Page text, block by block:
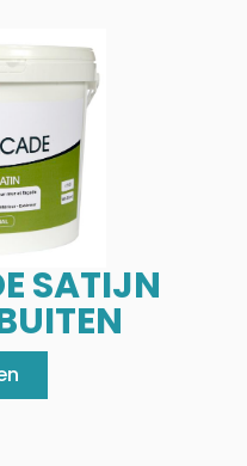
SATIJN